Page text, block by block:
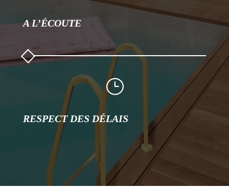
A L’ÉCOUTE
}
RESPECT DES DÉLAIS